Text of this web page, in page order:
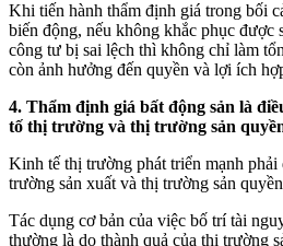
Khi tiến hành thẩm định giá trong bối
biến động, nếu không khắc phục được
công tư bị sai lệch thì không chỉ làm
còn ảnh hưởng đến quyền và lợi ích
4. Thẩm định giá bất động sản là
tố thị trường và thị trường sản
Kinh tế thị trường phát triển mạnh phải
trường sản xuất và thị trường sản
Tác dụng cơ bản của việc bố trí tài
thường là do thành quả của thị trường